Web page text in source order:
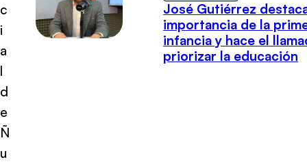
c
i
a
l
d
e
Ñ
u
José Gutiérrez
importancia de la
infancia y hace el
priorizar la educación